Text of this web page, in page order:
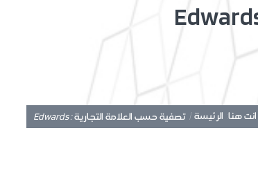
تصفية حسب العلامة التجارية: Edwards الرئيسة / انت هنا: